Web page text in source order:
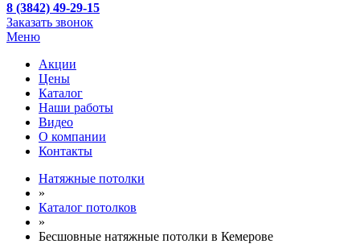
8 (3842) 49-29-15
Заказать звонок
Меню
Акции
Цены
Каталог
Наши работы
Видео
О компании
Контакты
Натяжные потолки
»
Каталог потолков
»
Бесшовные натяжные потолки в Кемерове